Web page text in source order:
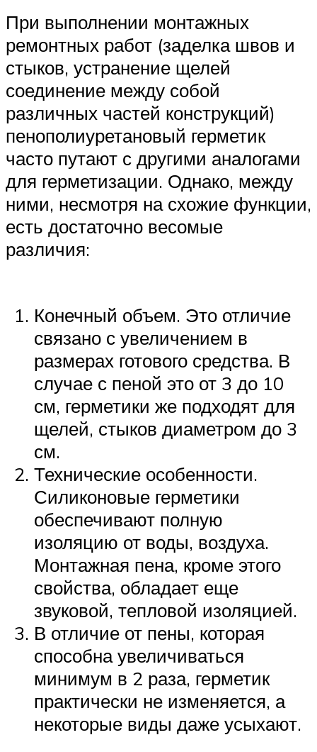
При выполнении монтажных
ремонтных работ (заделка швов и
стыков, устранение щелей
соединение между собой
различных частей конструкций)
пенополиуретановый герметик
часто путают с другими аналогами
для герметизации. Однако, между
ними, несмотря на схожие функции,
есть достаточно весомые
различия:
Конечный объем. Это отличие
связано с увеличением в
размерах готового средства. В
случае с пеной это от 3 до 10
см, герметики же подходят для
щелей, стыков диаметром до 3
см.
Технические особенности.
Силиконовые герметики
обеспечивают полную
изоляцию от воды, воздуха.
Монтажная пена, кроме этого
свойства, обладает еще
звуковой, тепловой изоляцией.
В отличие от пены, которая
способна увеличиваться
минимум в 2 раза, герметик
практически не изменяется, а
некоторые виды даже усыхают.